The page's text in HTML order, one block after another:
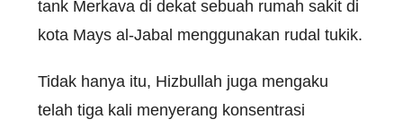
tank Merkava di dekat sebuah rumah sakit di
kota Mays al-Jabal menggunakan rudal tukik.
Tidak hanya itu, Hizbullah juga mengaku
telah tiga kali menyerang konsentrasi